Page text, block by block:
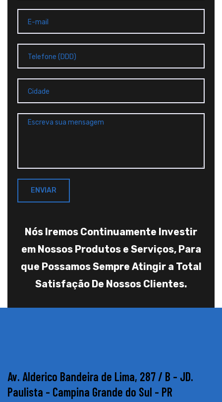
ENVIAR
Nós Iremos Continuamente Investir
em Nossos Produtos e Serviços, Para
que Possamos Sempre Atingir a Total
Satisfação De Nossos Clientes.
Av. Alderico Bandeira de Lima, 287 / B - JD.
Paulista - Campina Grande do Sul - PR